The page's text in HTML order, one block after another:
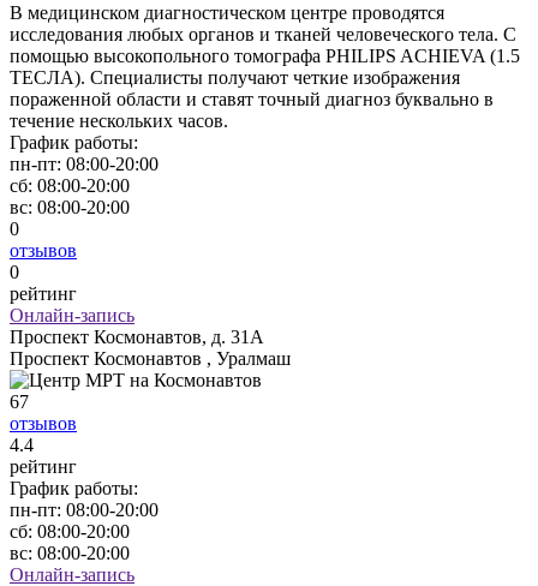
В медицинском диагностическом центре проводятся
исследования любых органов и тканей человеческого тела. С
помощью высокопольного томографа PHILIPS ACHIEVA (1.5
ТЕСЛА). Специалисты получают четкие изображения
пораженной области и ставят точный диагноз буквально в
течение нескольких часов.
График работы:
пн-пт: 08:00-20:00
сб: 08:00-20:00
вс: 08:00-20:00
0
отзывов
0
рейтинг
Онлайн-запись
Проспект Космонавтов, д. 31А
Проспект Космонавтов , Уралмаш
67
отзывов
4.4
рейтинг
График работы:
пн-пт: 08:00-20:00
сб: 08:00-20:00
вс: 08:00-20:00
Онлайн-запись